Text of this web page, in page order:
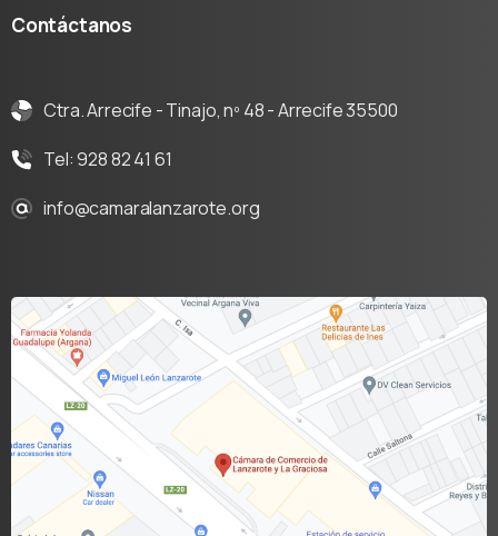
Contáctanos
Ctra. Arrecife - Tinajo, nº 48 - Arrecife 35500
Tel: 928 82 41 61
info@camaralanzarote.org